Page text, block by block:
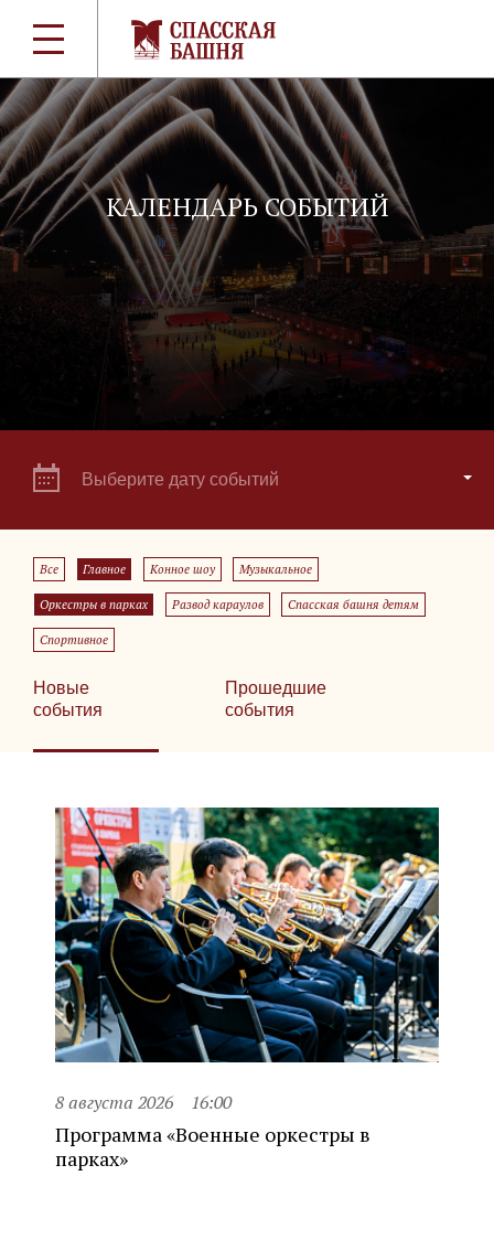
КАЛЕНДАРЬ СОБЫТИЙ
Выберите дату событий
Все Главное Конное шоу Музыкальное
Оркестры в парках Развод караулов Спасская башня детям
Спортивное
Новые
события
Прошедшие
события
8 августа 2026 16:00
Программа «Военные оркестры в
парках»